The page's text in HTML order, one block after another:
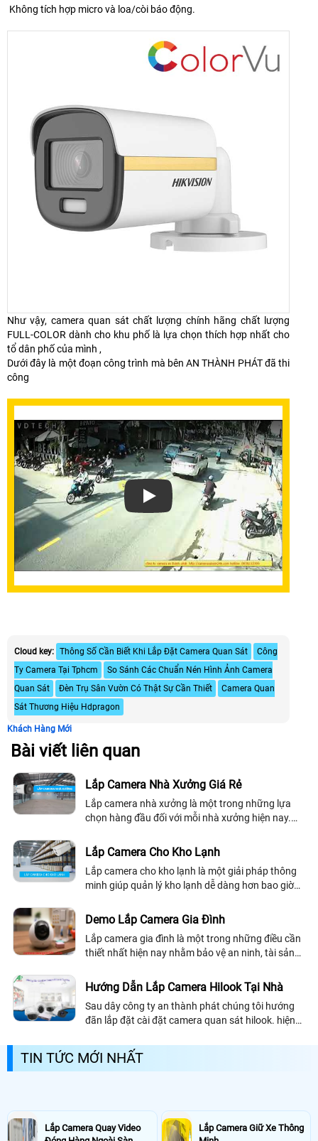
Không tích hợp micro và loa/còi báo động.
Như vậy, camera quan sát chất lượng chính hãng chất lượng
FULL-COLOR dành cho khu phố là lựa chọn thích hợp nhất cho
tổ dân phố của mình ,
Dưới đây là một đoạn công trình mà bên AN THÀNH PHÁT đã thi
công
Xem video Lắp Camera Full-Color Cho
Cloud key: Thông Số Cần Biết Khi Lắp Đặt Camera Quan Sát
Công
Ty Camera Tại Tphcm
So Sánh Các Chuẩn Nén Hình Ảnh Camera
Quan Sát
Đèn Trụ Sân Vườn Có Thật Sự Cần Thiết
Camera Quan
Sát Thương Hiệu Hdpragon
Khách Hàng Mới
Bài viết liên quan
Lắp Camera Nhà Xưởng Giá Rẻ
Lắp camera nhà xưởng là một trong những lựa
chọn hàng đầu đối với mỗi nhà xưởng hiện nay.
động trong kho xưởng một cách dễ dàng mà
không cần có mặt tại đó
Lắp Camera Cho Kho Lạnh
Lắp camera cho kho lạnh là một giải pháp thông
minh giúp quản lý kho lạnh dễ dàng hơn bao giờ
phí không? Nên Dùng loại nào? Lắp đặt...
Demo Lắp Camera Gia Đình
Lắp camera gia đình là một trong những điều cần
thiết nhất hiện nay nhằm bảo vệ an ninh, tài sản
đình. Sau đây là bài viết cung cấp...
Hướng Dẫn Lắp Camera Hilook Tại Nhà
Sau dây công ty an thành phát chúng tôi hướng
đãn lắp đặt cài đặt camera quan sát hilook. hiện
nhau. Thương hiệu camera hilook là...
TIN TỨC MỚI NHẤT
Lắp Camera Quay Video
Lắp Camera Giữ Xe Thông